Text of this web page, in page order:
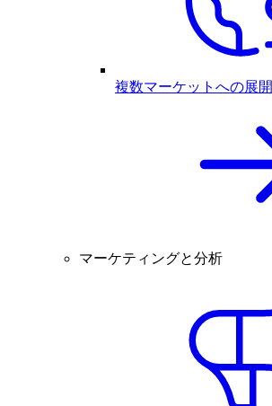
複数マーケットへの展開
マーケティングと分析